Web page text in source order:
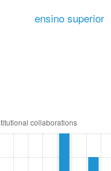
ensino superior